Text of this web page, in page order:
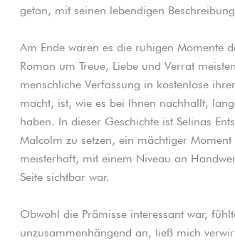
getan, mit seinen lebendigen
Am Ende waren es die ruhigen Momente
Roman um Treue, Liebe und Verrat
menschliche Verfassung in kostenlose
macht, ist, wie es bei Ihnen nachhallt,
haben. In dieser Geschichte ist Selinas
Malcolm zu setzen, ein mächtiger
meisterhaft, mit einem Niveau an
Seite sichtbar war.
Obwohl die Prämisse interessant war,
unzusammenhängend an, ließ mich